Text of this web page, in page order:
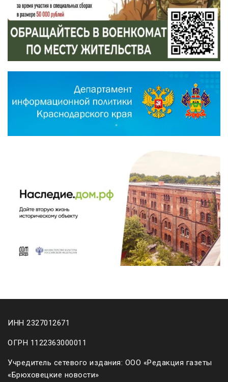
ИНН 2327012671
ОГРН 1122363000011
Учредитель сетевого издания: ООО «Редакция газеты
«Брюховецкие новости»